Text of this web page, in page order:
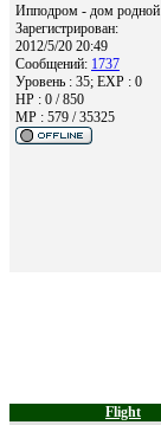
Ипподром - дом родной
Зарегистрирован:
2012/5/20 20:49
Сообщений: 1737
Уровень : 35; EXP : 0
HP : 0 / 850
MP : 579 / 35325
Flight